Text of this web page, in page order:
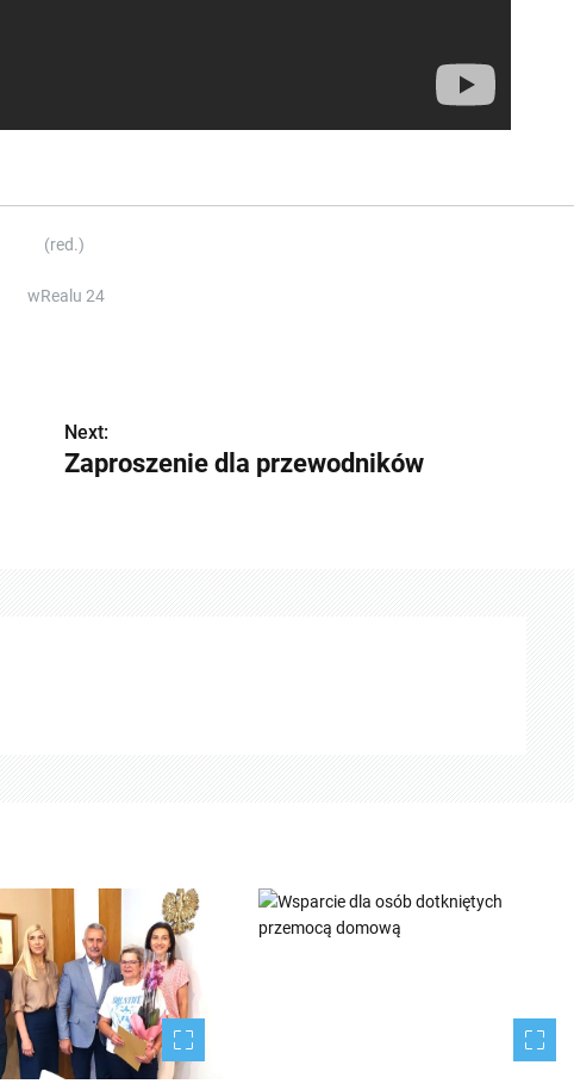
(red.)
wRealu 24
Next:
Zaproszenie dla przewodników